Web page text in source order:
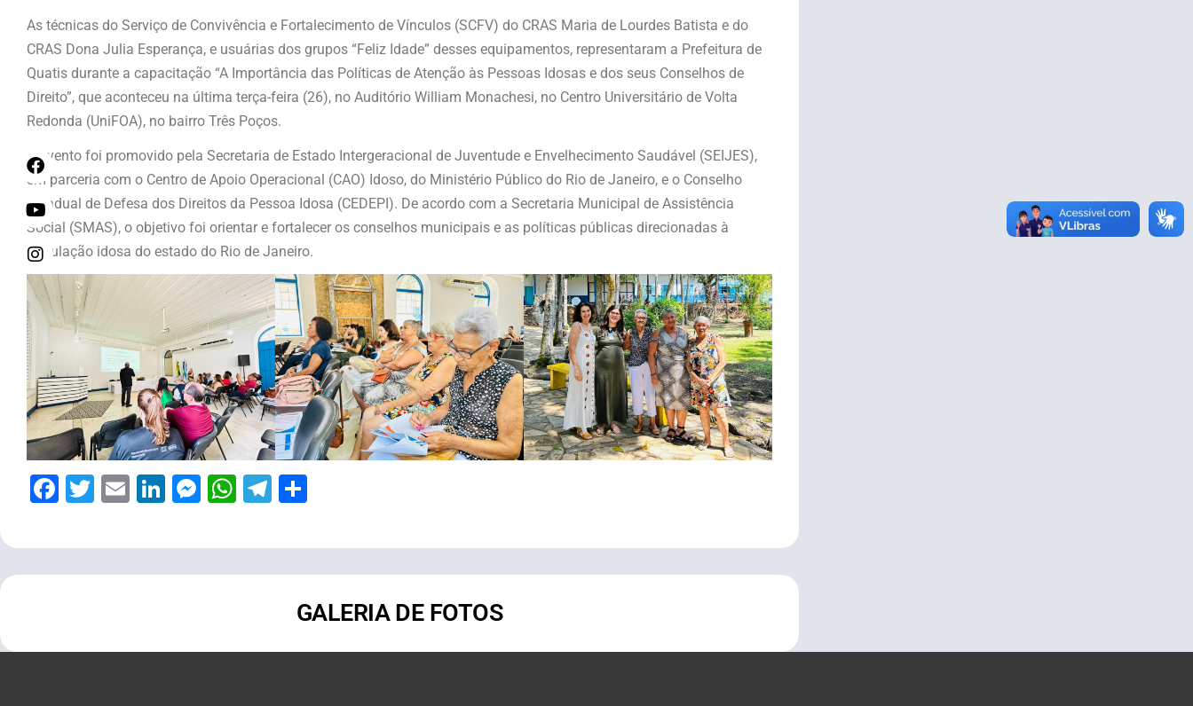
As técnicas do Serviço de Convivência e Fortalecimento de Vínculos (SCFV) do CRAS Maria de Lourdes Batista e do
CRAS Dona Julia Esperança, e usuárias dos grupos “Feliz Idade” desses equipamentos, representaram a Prefeitura de
Quatis durante a capacitação “A Importância das Políticas de Atenção às Pessoas Idosas e dos seus Conselhos de
Direito”, que aconteceu na última terça-feira (26), no Auditório William Monachesi, no Centro Universitário de Volta
Redonda (UniFOA), no bairro Três Poços.
O evento foi promovido pela Secretaria de Estado Intergeracional de Juventude e Envelhecimento Saudável (SEIJES),
em parceria com o Centro de Apoio Operacional (CAO) Idoso, do Ministério Público do Rio de Janeiro, e o Conselho
Estadual de Defesa dos Direitos da Pessoa Idosa (CEDEPI). De acordo com a Secretaria Municipal de Assistência
Social (SMAS), o objetivo foi orientar e fortalecer os conselhos municipais e as políticas públicas direcionadas à
população idosa do estado do Rio de Janeiro.
Facebook
Twitter
EmailLinkedIn
Messenger
WhatsApp
Telegram
GALERIA DE FOTOS